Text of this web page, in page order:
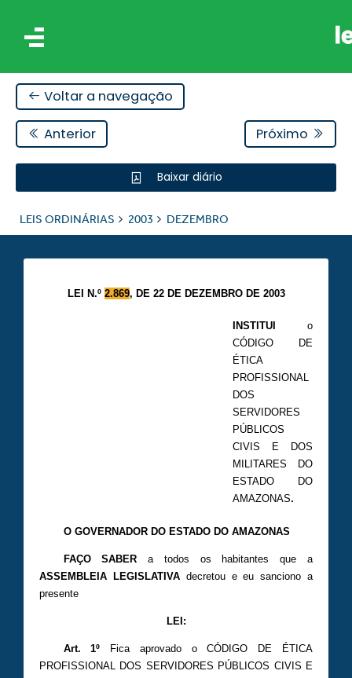
Voltar a navegação
Anterior Próximo
Baixar diário
LEIS ORDINÁRIAS 2003 DEZEMBRO
LEI N.º 2.869, DE 22 DE DEZEMBRO DE 2003
INSTITUI o
CÓDIGO DE
ÉTICA
PROFISSIONAL
DOS
SERVIDORES
PÚBLICOS
CIVIS E DOS
MILITARES DO
ESTADO DO
AMAZONAS.
O GOVERNADOR DO ESTADO DO AMAZONAS
FAÇO SABER a todos os habitantes que a
ASSEMBLEIA LEGISLATIVAdecretou e eu sanciono a
presente
LEI:
Art. 1º Fica aprovado o CÓDIGO DE ÉTICA
PROFISSIONAL DOS SERVIDORES PÚBLICOS CIVIS E